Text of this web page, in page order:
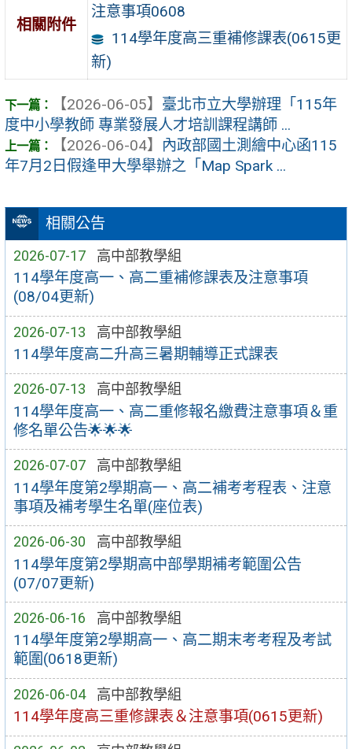
相關公告
2026-07-17 高中部教學組
114學年度高一、高二重補修課表及注意事項
(08/04更新)
2026-07-13 高中部教學組
114學年度高二升高三暑期輔導正式課表
2026-07-13 高中部教學組
114學年度高一、高二重修報名繳費注意事項＆重
修名單公告🌟🌟🌟
2026-07-07 高中部教學組
114學年度第2學期高一、高二補考考程表、注意
事項及補考學生名單(座位表)
2026-06-30 高中部教學組
114學年度第2學期高中部學期補考範圍公告
(07/07更新)
2026-06-16 高中部教學組
114學年度第2學期高一、高二期末考考程及考試
範圍(0618更新)
2026-06-04 高中部教學組
114學年度高三重修課表＆注意事項(0615更新)
相關附件
注意事項0608
114學年度高三重補修課表(0615更
新)
【2026-06-05】 臺北市立大學辦理「115年
度中小學教師 專業發展人才培訓課程講師 ...
【2026-06-04】 內政部國土測繪中心函115
年7月2日假逢甲大學舉辦之「Map Spark ...